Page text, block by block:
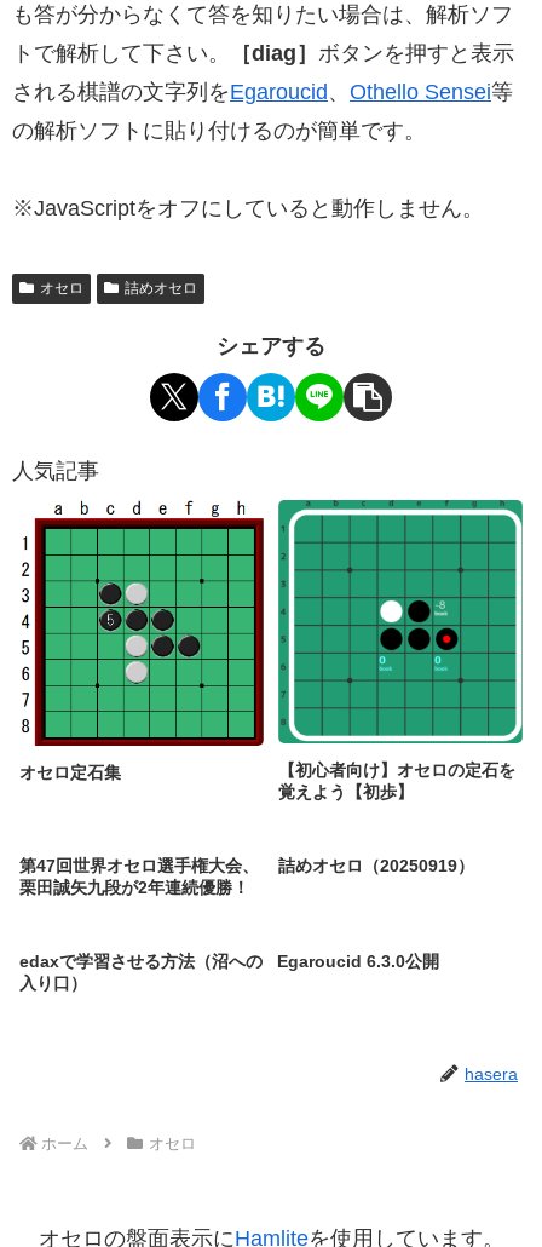
も答が分からなくて答を知りたい場合は、解析ソフ
トで解析して下さい。
［diag］ ボタンを押すと表示
される棋譜の文字列をEgaroucid、 Othello Sensei等
の解析ソフトに貼り付けるのが簡単です。
※JavaScriptをオフにしていると動作しません。
オセロ 詰めオセロ
シェアする
人気記事
オセロ定石集
【初心者向け】オセロの定石を
覚えよう【初歩】
第47回世界オセロ選手権大会、
栗田誠矢九段が2年連続優勝！
詰めオセロ（20250919）
edaxで学習させる方法（沼への
入り口）
Egaroucid 6.3.0公開
hasera
ホーム オセロ
オセロの盤面表示にHamliteを使用しています。